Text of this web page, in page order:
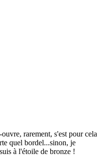
rarement, s'est pour cela
quel bordel...sinon, je
à l'étoile de bronze !